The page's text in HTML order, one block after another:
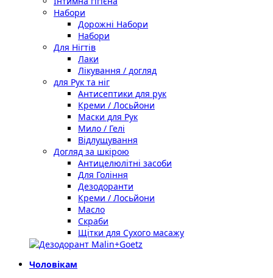
Набори
Дорожні Набори
Набори
Для Нігтів
Лаки
Лікування / догляд
для Рук та ніг
Антисептики для рук
Креми / Лосьйони
Маски для Рук
Мило / Гелі
Відлущування
Догляд за шкірою
Антицелюлітні засоби
Для Гоління
Дезодоранти
Креми / Лосьйони
Масло
Скраби
Щітки для Сухого масажу
Чоловікам